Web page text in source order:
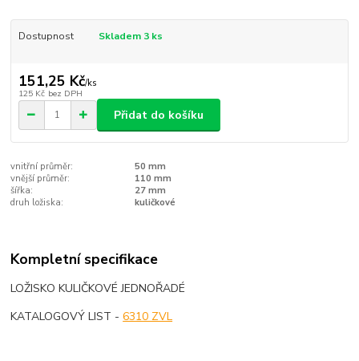
Dostupnost Skladem 3 ks
151,25 Kč/ks
125 Kč bez DPH
Přidat do košíku
vnitřní průměr:
50 mm
vnější průměr:
110 mm
šířka:
27 mm
druh ložiska:
kuličkové
Kompletní specifikace
LOŽISKO KULIČKOVÉ JEDNOŘADÉ
KATALOGOVÝ LIST -6310 ZVL